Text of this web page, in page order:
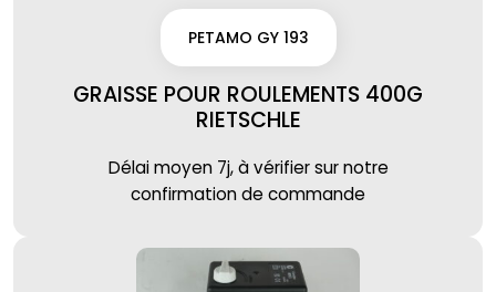
PETAMO GY 193
GRAISSE POUR ROULEMENTS 400G
RIETSCHLE
Délai moyen 7j, à vérifier sur notre
confirmation de commande